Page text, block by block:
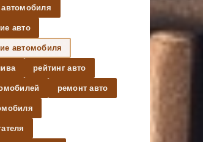
автомобиля
авто
автомобиля
рейтинг авто
ремонт авто